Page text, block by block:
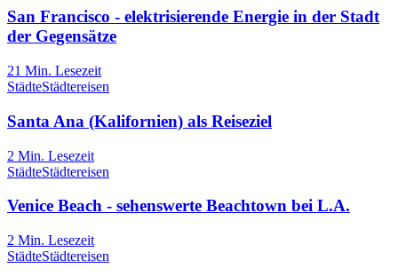
San Francisco - elektrisierende Energie in der Stadt
der Gegensätze
21 Min. Lesezeit
StädteStädtereisen
Santa Ana (Kalifornien) als Reiseziel
2 Min. Lesezeit
StädteStädtereisen
Venice Beach - sehenswerte Beachtown bei L.A.
2 Min. Lesezeit
StädteStädtereisen